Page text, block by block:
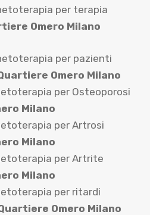
per terapia
Omero Milano
per pazienti
Omero Milano
per Osteoporosi
Milano
per Artrosi
Milano
per Artrite
Milano
per ritardi
Omero Milano